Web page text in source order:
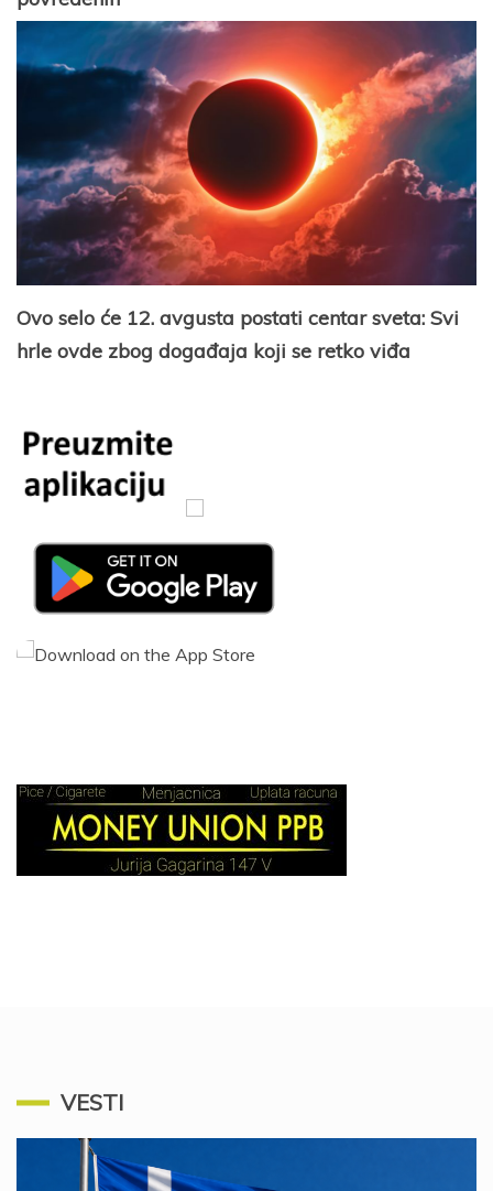
Ovo selo će 12. avgusta postati centar sveta: Svi
hrle ovde zbog događaja koji se retko viđa
VESTI